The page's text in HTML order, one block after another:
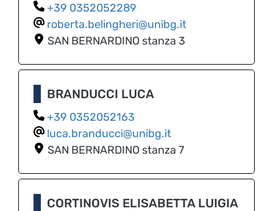
0352052289
roberta.belingheri@unibg.it
SAN BERNARDINO stanza 3
BRANDUCCI LUCA
0352052163
luca.branducci@unibg.it
SAN BERNARDINO stanza 7
CORTINOVIS ELISABETTA LUIGIA